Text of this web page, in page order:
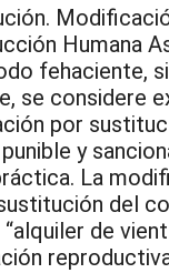
Humana
fehaciente,
se considere
por
y
La
del
de